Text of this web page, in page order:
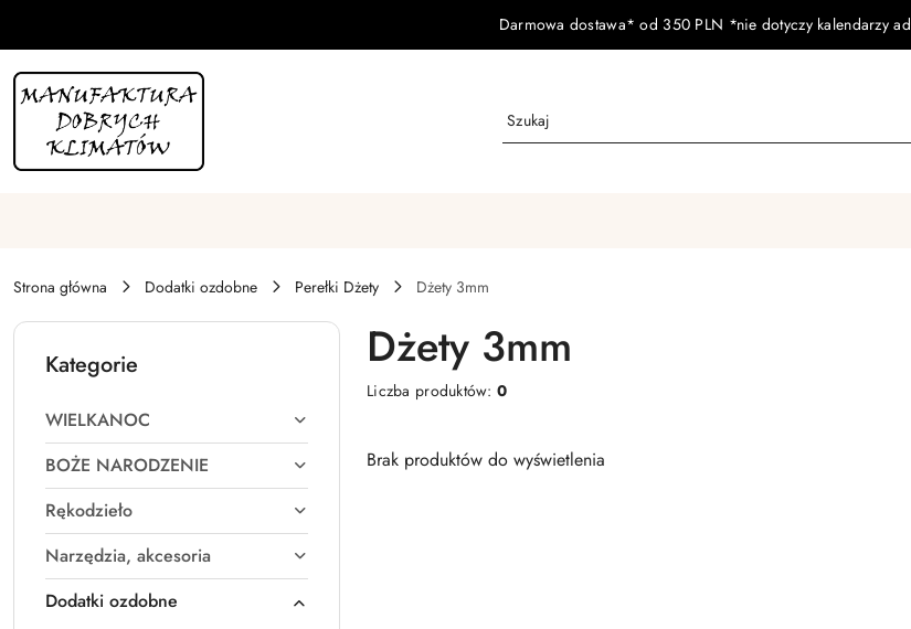
Darmowa dostawa* od 350 PLN *nie dotyczy kalendarzy
Strona główna Dodatki ozdobne Perełki Dżety Dżety 3mm
Kategorie
WIELKANOC
BOŻE NARODZENIE
Rękodzieło
Narzędzia, akcesoria
Dodatki ozdobne
Dżety 3mm
Liczba produktów:0
Brak produktów do wyświetlenia